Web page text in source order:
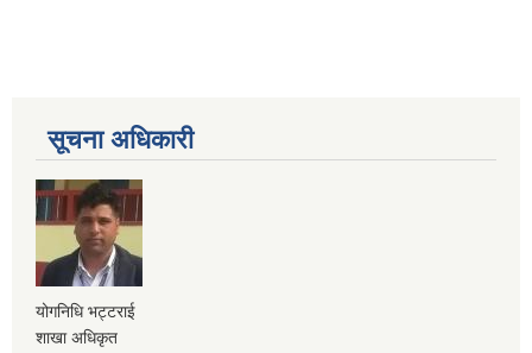
सूचना अधिकारी
योगनिधि भट्टराई
शाखा अधिकृत